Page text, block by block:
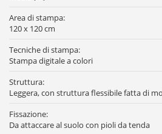
Area di stampa:
120 x 120 cm
Tecniche di stampa:
Stampa digitale a colori
Struttura:
Leggera, con struttura flessibile fatta di
Fissazione:
Da attaccare al suolo con pioli da tenda